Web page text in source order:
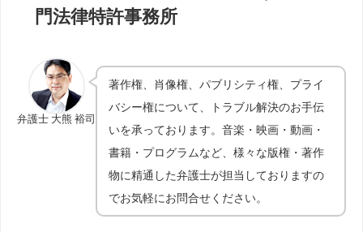
門法律特許事務所
弁護士 大熊 裕司
著作権、肖像権、パブリシティ権、プライ
バシー権について、トラブル解決のお手伝
いを承っております。音楽・映画・動画・
書籍・プログラムなど、様々な版権・著作
物に精通した弁護士が担当しておりますの
でお気軽にお問合せください。